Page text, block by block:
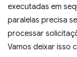
executadas em
paralelas precisa
processar
Vamos deixar isso